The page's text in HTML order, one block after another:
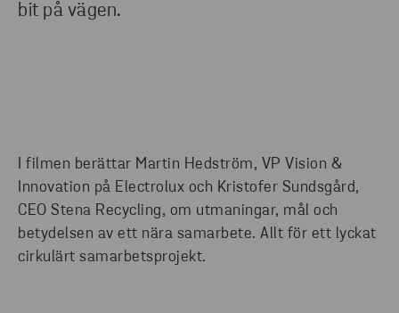
bit på vägen.
I filmen berättar Martin Hedström, VP Vision &
Innovation på Electrolux och Kristofer Sundsgård,
CEO Stena Recycling, om utmaningar, mål och
betydelsen av ett nära samarbete. Allt för ett lyckat
cirkulärt samarbetsprojekt.